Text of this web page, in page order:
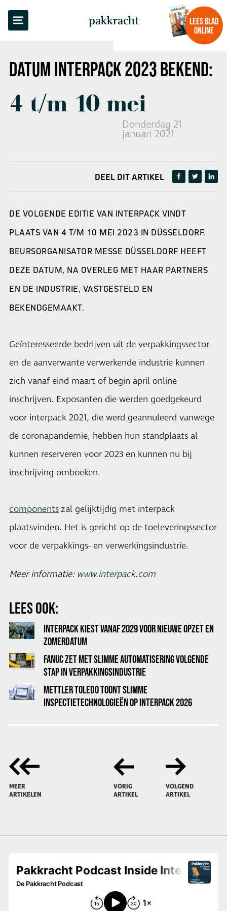
pakkracht
LEES BLAD
ONLINE
DATUM INTERPACK 2023 BEKEND:
4 t/m 10 mei
Donderdag 21
januari 2021
TERUG NAAR OVERZICHT
DEEL DIT ARTIKEL
DE VOLGENDE EDITIE VAN INTERPACK VINDT
PLAATS VAN 4 T/M 10 MEI 2023 IN DÜSSELDORF.
BEURSORGANISATOR MESSE DÜSSELDORF HEEFT
DEZE DATUM, NA OVERLEG MET HAAR PARTNERS
EN DE INDUSTRIE, VASTGESTELD EN
BEKENDGEMAAKT.
Geïnteresseerde bedrijven uit de verpakkingssector
en de aanverwante verwerkende industrie kunnen
zich vanaf eind maart of begin april online
inschrijven. Exposanten die werden goedgekeurd
voor interpack 2021, die werd geannuleerd vanwege
de coronapandemie, hebben hun standplaats al
kunnen reserveren voor 2023 en kunnen nu bij
inschrijving omboeken.
components zal gelijktijdig met interpack
plaatsvinden. Het is gericht op de toeleveringssector
voor de verpakkings- en verwerkingsindustrie.
Meer informatie: www.interpack.com
LEES OOK:
INTERPACK KIEST VANAF 2029 VOOR NIEUWE OPZET EN
ZOMERDATUM
FANUC ZET MET SLIMME AUTOMATISERING VOLGENDE
STAP IN VERPAKKINGSINDUSTRIE
METTLER TOLEDO TOONT SLIMME
INSPECTIETECHNOLOGIEËN OP INTERPACK 2026
MEER
ARTIKELEN
VORIG
ARTIKEL
VOLGEND
ARTIKEL